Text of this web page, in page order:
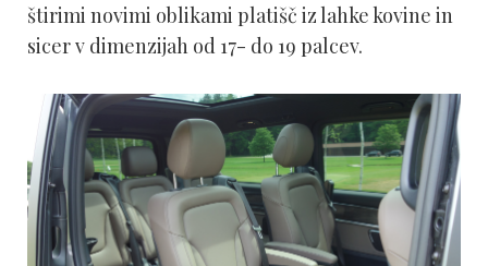
štirimi novimi oblikami platišč iz lahke kovine in
sicer v dimenzijah od 17- do 19 palcev.